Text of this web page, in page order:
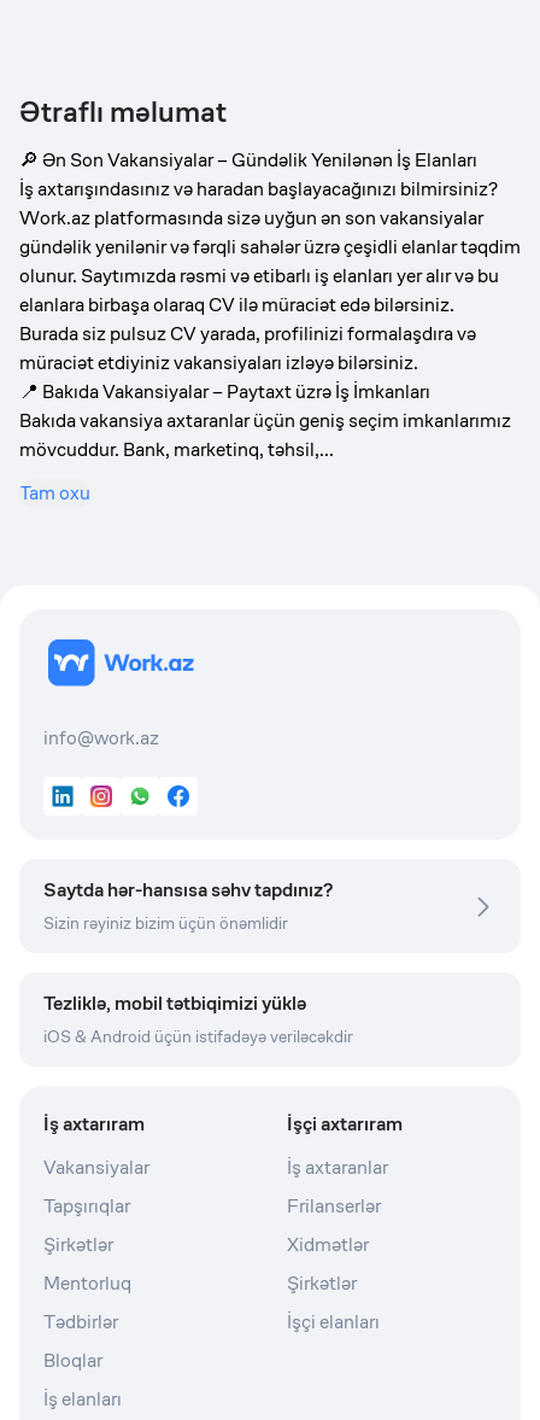
Ətraflı məlumat
🔎 Ən Son Vakansiyalar – Gündəlik Yenilənən İş Elanları
İş axtarışındasınız və haradan başlayacağınızı bilmirsiniz?
Work.az platformasında sizə uyğun ən son vakansiyalar
gündəlik yenilənir və fərqli sahələr üzrə çeşidli elanlar təqdim
olunur. Saytımızda rəsmi və etibarlı iş elanları yer alır və bu
elanlara birbaşa olaraq CV ilə müraciət edə bilərsiniz.
Burada siz pulsuz CV yarada, profilinizi formalaşdıra və
müraciət etdiyiniz vakansiyaları izləyə bilərsiniz.
📍 Bakıda Vakansiyalar – Paytaxt üzrə İş İmkanları
Bakıda vakansiya axtaranlar üçün geniş seçim imkanlarımız
mövcuddur. Bank, marketinq, təhsil,...
Tam oxu
info@work.az
LinkedInInstagram
WhatsApp
Facebook
Saytda hər-hansısa səhv tapdınız?
Sizin rəyiniz bizim üçün önəmlidir
Tezliklə, mobil tətbiqimizi yüklə
iOS & Android üçün istifadəyə veriləcəkdir
İş axtarıram
Vakansiyalar
Tapşırıqlar
Şirkətlər
Mentorluq
Tədbirlər
Bloqlar
İş elanları
İşçi axtarıram
İş axtaranlar
Frilanserlər
Xidmətlər
Şirkətlər
İşçi elanları